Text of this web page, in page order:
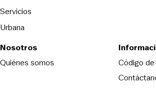
Servicios
Urbana
Nosotros
Quiénes somos
Código